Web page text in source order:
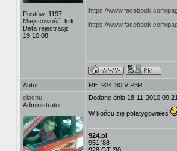
Postów: 1197
Miejscowość: krk
Data rejestracji:
19.10.08
https://www.facebook.com/
https://www.facebook.com/
Autor
RE: 924 '80 VIP3R
ciachu
Administrator
Dodane dnia 18-11-2010
W końcu się pofatygowałeś
924.pl
951 '88